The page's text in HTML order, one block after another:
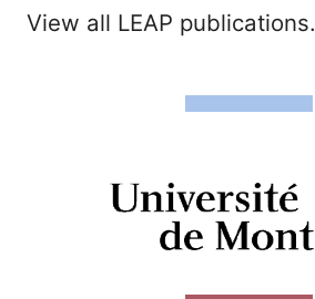
View all LEAP publications.